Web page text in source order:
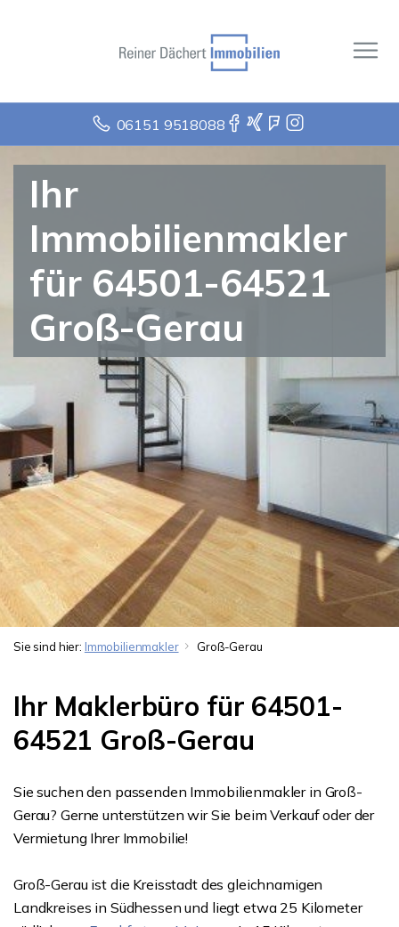
06151 9518088
Ihr
Immobilienmakler
für 64501-64521
Groß-Gerau
Sie sind hier: Immobilienmakler Groß-Gerau
Ihr Maklerbüro für 64501-
64521 Groß-Gerau
Sie suchen den passenden Immobilienmakler in Groß-
Gerau? Gerne unterstützen wir Sie beim Verkauf oder der
Vermietung Ihrer Immobilie!
Groß-Gerau ist die Kreisstadt des gleichnamigen
Landkreises in Südhessen und liegt etwa 25 Kilometer